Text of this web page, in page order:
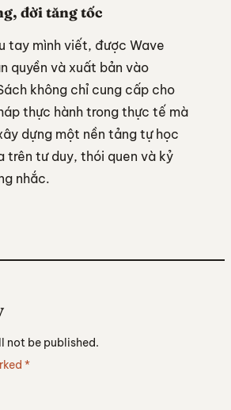
đời tăng tốc
tay mình viết, được Wave
quyền và xuất bản vào
không chỉ cung cấp cho
thực hành trong thực tế mà
dựng một nền tảng tự học
trên tư duy, thói quen và kỷ
nhắc.
not be published.
*